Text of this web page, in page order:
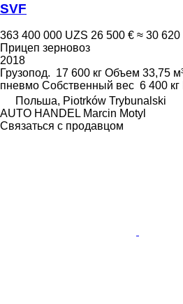
SVF
363 400 000 UZS 26 500 € ≈ 30 620
Прицеп зерновоз
2018
Грузопод. 17 600 кг Объем 33,75
пневмо Собственный вес 6 400 кг
Польша, Piotrków Trybunalski
AUTO HANDEL Marcin Motyl
Связаться с продавцом